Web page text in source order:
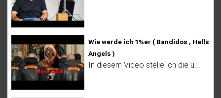
Wie werde ich 1%er ( Bandidos , Hells
Angels )
In diesem Video stelle ich die ü...